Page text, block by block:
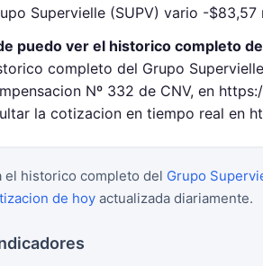
Supervielle (SUPV) vario -
puedo ver el historico completo
completo del Grupo
Nº 332 de CNV, en
la cotizacion en tiempo real en
el historico completo del Grupo
de hoy actualizada diariamente.